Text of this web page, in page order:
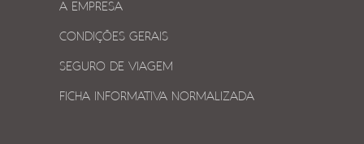
A EMPRESA
CONDIÇÕES GERAIS
SEGURO DE VIAGEM
FICHA INFORMATIVA NORMALIZADA